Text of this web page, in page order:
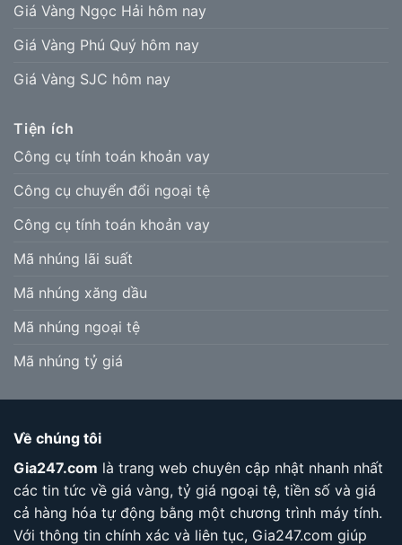
Giá Vàng Ngọc Hải hôm nay
Giá Vàng Phú Quý hôm nay
Giá Vàng SJC hôm nay
Tiện ích
Công cụ tính toán khoản vay
Công cụ chuyển đổi ngoại tệ
Công cụ tính toán khoản vay
Mã nhúng lãi suất
Mã nhúng xăng dầu
Mã nhúng ngoại tệ
Mã nhúng tỷ giá
Về chúng tôi
Gia247.com là trang web chuyên cập nhật nhanh nhất
các tin tức về giá vàng, tỷ giá ngoại tệ, tiền số và giá
cả hàng hóa tự động bằng một chương trình máy tính.
Với thông tin chính xác và liên tục, Gia247.com giúp